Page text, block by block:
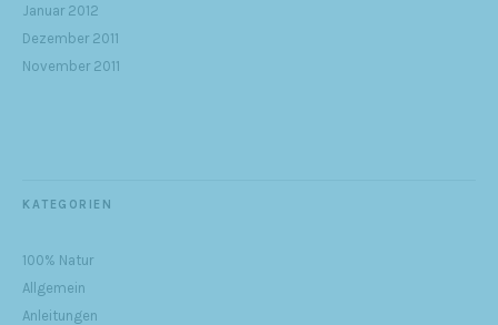
Januar 2012
Dezember 2011
November 2011
KATEGORIEN
100% Natur
Allgemein
Anleitungen